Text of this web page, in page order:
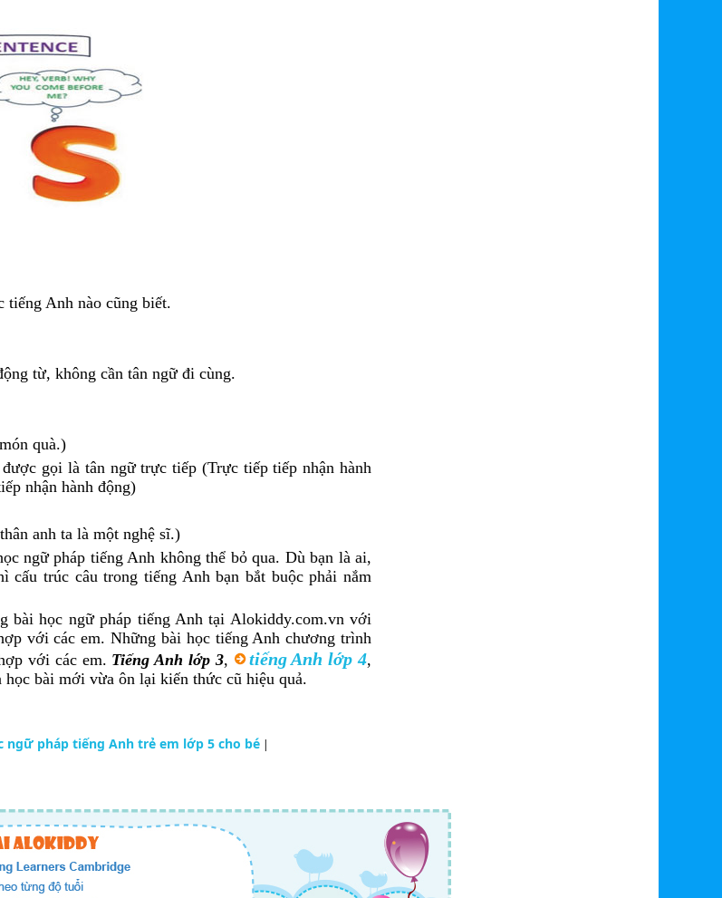
tiếng Anh nào cũng biết.
từ, không cần tân ngữ đi cùng.
quà.)
gọi là tân ngữ trực tiếp (Trực tiếp tiếp nhận hành
nhận hành động)
anh ta là một nghệ sĩ.)
ngữ pháp tiếng Anh không thể bỏ qua. Dù bạn là ai,
trúc câu trong tiếng Anh bạn bắt buộc phải nắm
bài học ngữ pháp tiếng Anh tại Alokiddy.com.vn với
với các em. Những bài học tiếng Anh chương trình
với các em. Tiếng Anh lớp 3, tiếng Anh lớp 4,
bài mới vừa ôn lại kiến thức cũ hiệu quả.
ngữ pháp tiếng Anh trẻ em lớp 5 cho bé |